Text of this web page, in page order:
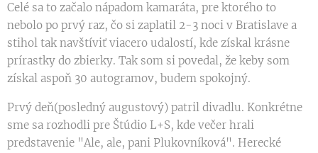
Celé sa to začalo nápadom kamaráta, pre ktorého to
nebolo po prvý raz, čo si zaplatil 2-3 noci v Bratislave a
stihol tak navštíviť viacero udalostí, kde získal krásne
prírastky do zbierky. Tak som si povedal, že keby som
získal aspoň 30 autogramov, budem spokojný.
Prvý deň(posledný augustový) patril divadlu. Konkrétne
sme sa rozhodli pre Štúdio L+S, kde večer hrali
predstavenie "Ale, ale, pani Plukovníková". Herecké